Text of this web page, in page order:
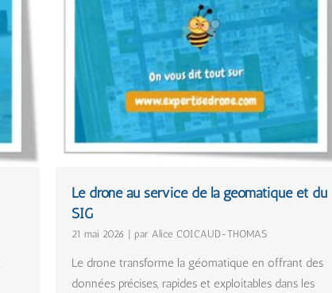
Le drone au service de la géomatique et du
SIG
21 mai 2026 par Alice COICAUD-THOMAS
Le drone transforme la géomatique en offrant des
données précises, rapides et exploitables dans les